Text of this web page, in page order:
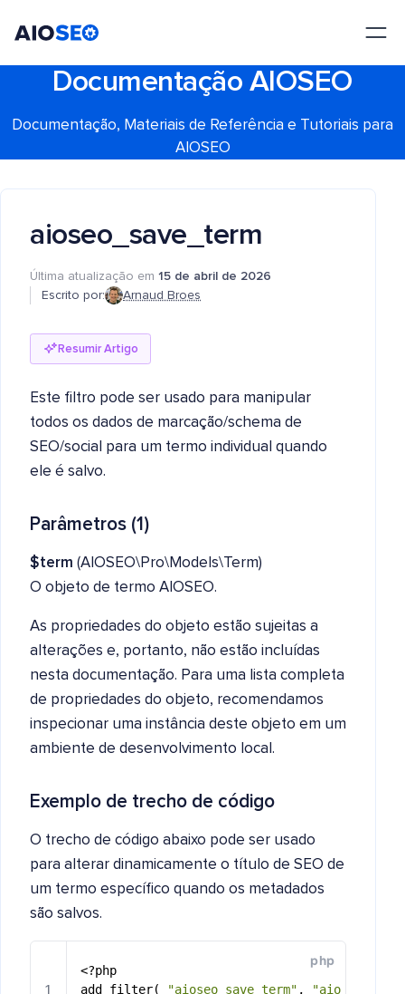
Documentação AIOSEO
Documentação, Materiais de Referência e Tutoriais para
AIOSEO
aioseo_save_term
Última atualização em 15 de abril de 2026
Escrito por:
Arnaud Broes
Resumir Artigo
Este filtro pode ser usado para manipular
todos os dados de marcação/schema de
SEO/social para um termo individual quando
ele é salvo.
Parâmetros (1)
$term (AIOSEO\Pro\Models\Term)
O objeto de termo AIOSEO.
As propriedades do objeto estão sujeitas a
alterações e, portanto, não estão incluídas
nesta documentação. Para uma lista completa
de propriedades do objeto, recomendamos
inspecionar uma instância deste objeto em um
ambiente de desenvolvimento local.
Exemplo de trecho de código
O trecho de código abaixo pode ser usado
para alterar dinamicamente o título de SEO de
um termo específico quando os metadados
são salvos.